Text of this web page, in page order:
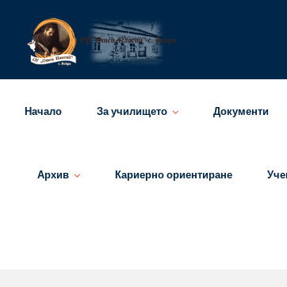
content
Начало За училището Документи
Архив Кариерно ориентиране